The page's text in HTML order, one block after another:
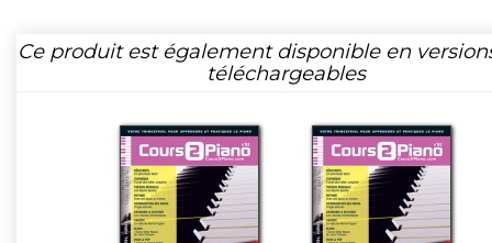
Ce produit est également disponible en
téléchargeables